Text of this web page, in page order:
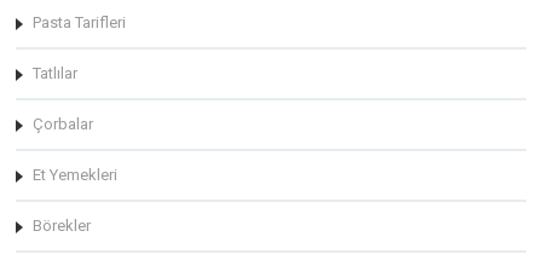
Pasta Tarifleri
Tatlılar
Çorbalar
Et Yemekleri
Börekler